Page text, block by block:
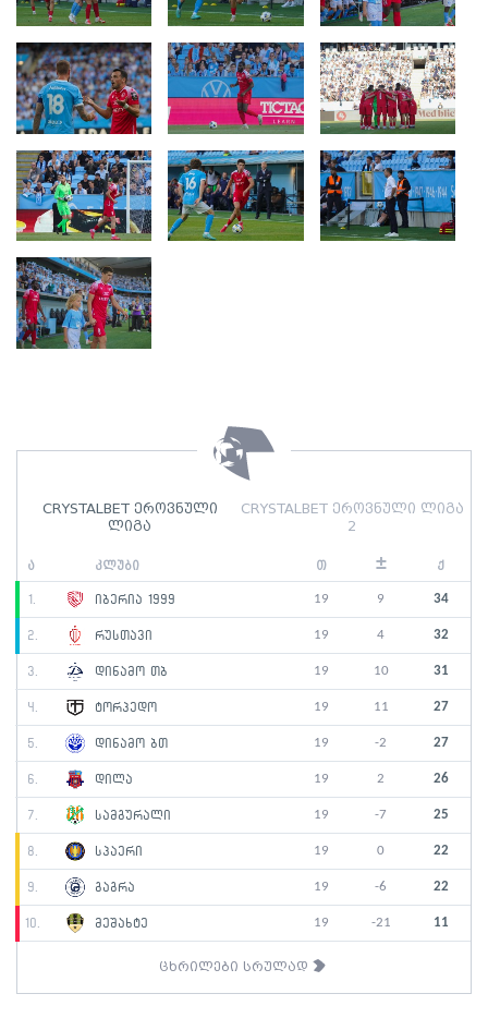
CRYSTALBET ეროვნული
ლიგა
CRYSTALBET ეროვნული ლიგა
2
ა კლუბი თ ± ქ
1. იბერია 1999 19 9 34
2. რუსთავი 19 4 32
3. დინამო თბ 19 10 31
4. ტორპედო 19 11 27
5. დინამო ბთ 19 -2 27
6. დილა 19 2 26
7. სამგურალი 19 -7 25
8. სპაერი 19 0 22
9. გაგრა 19 -6 22
10. მეშახტე 19 -21 11
ცხრილები სრულად